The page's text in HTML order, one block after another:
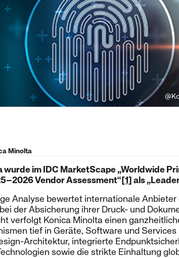
Minolta
wurde im IDC MarketScape „Worldwide
Vendor Assessment“[1]als
Analyse bewertet internationale
der Absicherung ihrer Druck- und
verfolgt Konica Minolta einen
tief in Geräte, Software und
Architektur, integrierte
sowie die strikte Einhaltung